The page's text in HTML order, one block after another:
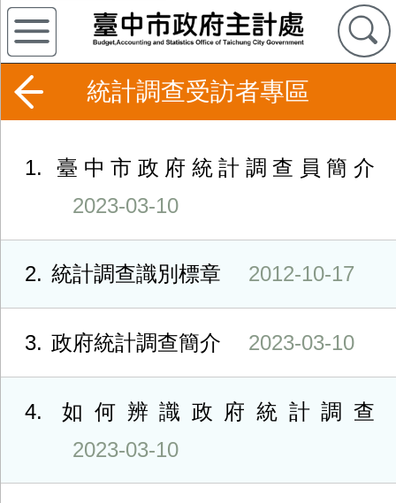
統計調查受訪者專區
1
臺中市政府統計調查員簡介
2023-03-10
2 統計調查識別標章 2012-10-17
3 政府統計調查簡介 2023-03-10
4
如何辨識政府統計調查
2023-03-10